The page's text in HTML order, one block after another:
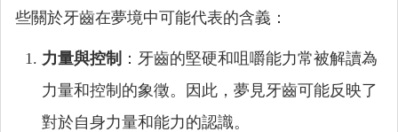
些關於牙齒在夢境中可能代表的含義：
力量與控制 ：牙齒的堅硬和咀嚼能力常被解讀為
力量和控制的象徵。因此，夢見牙齒可能反映了
對於自身力量和能力的認識。